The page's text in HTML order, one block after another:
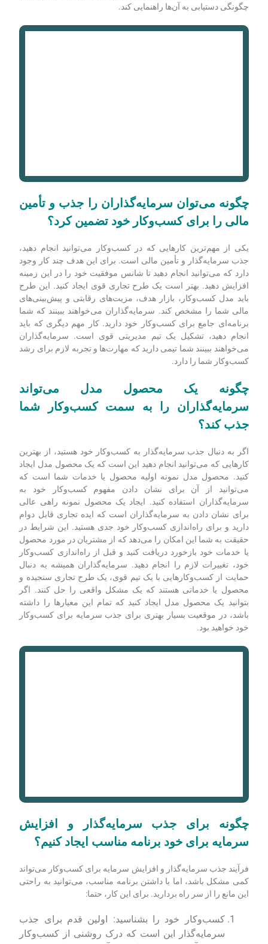
چگونگی دستیابی به آن‌ها راهنمایی کند.
چگونه می‌توان سرمایه‌گذاران را جذب و تأمین
مالی را برای کسب‌وکار خود تضمین کرد؟
یکی از مهم‌ترین کارهایی که در کسب‌وکار می‌توانید انجام دهید،
جذب سرمایه‌گذار و تأمین مالی است. برای این هدف چند کار وجود
دارد که می‌توانید انجام دهید تا شانس موفقیت خود را در این زمینه
افزایش دهید. بهتر است یک طرح تجاری قوی ایجاد کنید. این طرح
باید مدل کسب‌وکار، بازار هدف، مزیت‌های رقابتی و پیش‌بینی‌های
مالی شما را مشخص کند. سرمایه‌گذاران می‌خواهند ببینند که شما
برنامه‌ای جامع برای کسب‌وکار خود دارید. کار مهم دیگری که باید
انجام دهید، تشکیل یک تیم مدیریتی قوی است. سرمایه‌گذاران
می‌خواهند ببینند شما تیمی دارید که مهارت‌ها و تجربه لازم برای رشد
کسب‌وکار شما را دارد.
چگونه یک محصول مدل می‌تواند
سرمایه‌گذاران را به سمت کسب‌وکار شما
جذب کند؟
اگر به دنبال جذب سرمایه‌گذار به کسب‌وکار خود هستید، از بهترین
کارهایی که می‌توانید انجام دهید این است که یک محصول مدل ایجاد
کنید. محصول مدل نمونه اولیه محصول یا خدمات شما است که
می‌توانید از آن برای نشان دادن مفهوم کسب‌وکار خود به
سرمایه‌گذاران استفاده کنید. ایجاد یک محصول نمونه راهی عالی
برای نشان دادن به سرمایه‌گذاران است که ایده تجاری قابل دوام
دارید و برای راه‌اندازی کسب‌وکار خود جدی هستید. این شرایط در
حقیقت به شما این امکان را می‌دهد که از مشتریان در مورد محصول
یا خدمات خود بازخورد دریافت کنید و قبل از راه‌اندازی کسب‌وکار
خود، تغییرات لازم را انجام دهید. سرمایه‌گذاران همیشه به دنبال
حمایت از کسب‌وکارهایی با یک تیم قوی، یک طرح تجاری سنجیده و
محصول یا خدماتی هستند که یک مشکل واقعی را حل کنند. اگر
بتوانید یک محصول مدل ایجاد کنید که تمام این معیارها را داشته
باشد، در موقعیت بسیار بهتری برای جذب سرمایه برای کسب‌وکار
خود خواهید بود.
چگونه برای جذب سرمایه‌گذار و افزایش
سرمایه برای خود برنامه مناسب ایجاد کنیم؟
فرآیند جذب سرمایه‌گذار و افزایش سرمایه برای کسب‌وکار می‌تواند
کمی مشکل باشد، اما با داشتن برنامه مناسب، می‌توانید به راحتی
این مانع را از سر راه بردارید. برای این کار، حتما:
کسب‌وکار خود را بشناسید: اولین قدم برای جذب
سرمایه‌گذار این است که درک روشنی از کسب‌وکار